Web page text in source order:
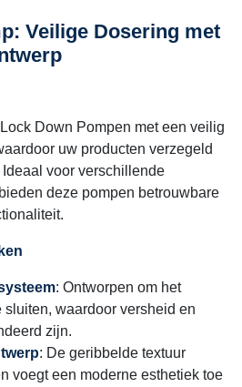
Veilige Dosering met
Down Pompen met een veilig
uw producten verzegeld
voor verschillende
deze pompen betrouwbare
: Ontworpen om het
sluiten, waardoor versheid en
zijn.
: De geribbelde textuur
voegt een moderne esthetiek toe